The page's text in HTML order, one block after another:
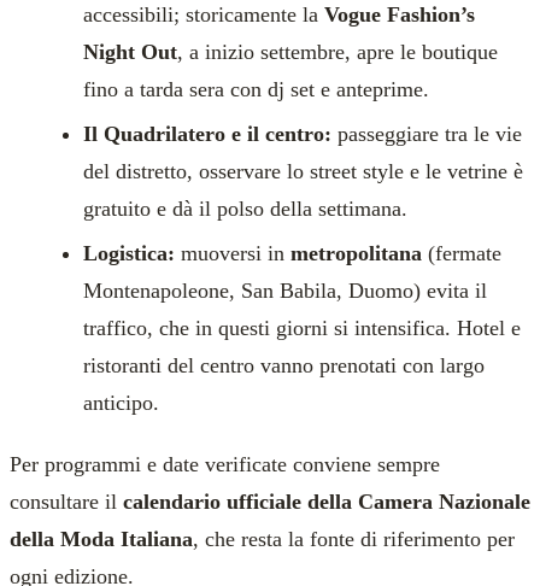
accessibili; storicamente la Vogue Fashion’s
Night Out, a inizio settembre, apre le boutique
fino a tarda sera con dj set e anteprime.
Il Quadrilatero e il centro: passeggiare tra le vie
del distretto, osservare lo street style e le vetrine è
gratuito e dà il polso della settimana.
Logistica: muoversi in metropolitana(fermate
Montenapoleone, San Babila, Duomo) evita il
traffico, che in questi giorni si intensifica. Hotel e
ristoranti del centro vanno prenotati con largo
anticipo.
Per programmi e date verificate conviene sempre
consultare il calendario ufficiale della Camera Nazionale
della Moda Italiana, che resta la fonte di riferimento per
ogni edizione.